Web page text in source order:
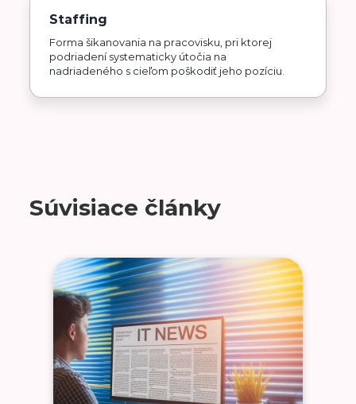
Staffing
Forma šikanovania na pracovisku, pri ktorej
podriadení systematicky útočia na
nadriadeného s cieľom poškodiť jeho pozíciu.
Súvisiace články